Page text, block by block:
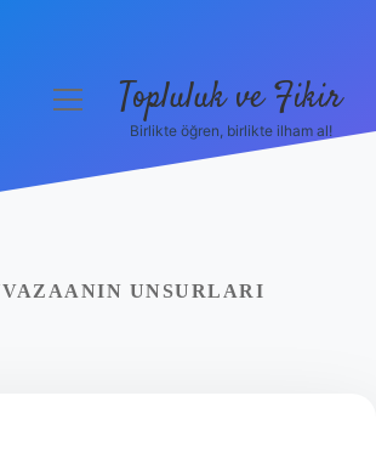
menüyüTopluluk ve Fikir
Birlikte öğren, birlikte ilham al!
UNSURLARI